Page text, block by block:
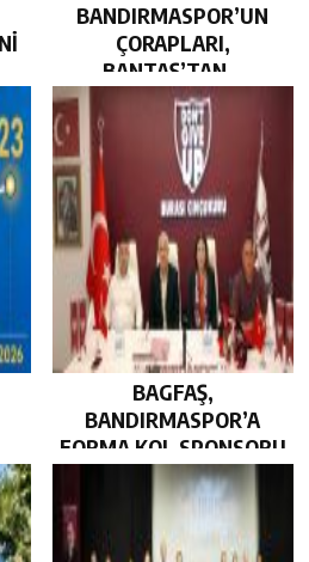
BANDIRMASPOR’UN
ÇORAPLARI,
BANTAŞ’TAN…
BAGFAŞ,
BANDIRMASPOR’A
FORMA KOL SPONSORU
OLARAK KUCAK AÇTI…